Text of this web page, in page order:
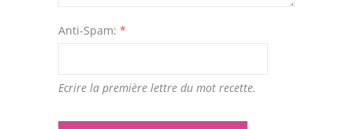
Anti-Spam: *
Ecrire la première lettre du mot recette.